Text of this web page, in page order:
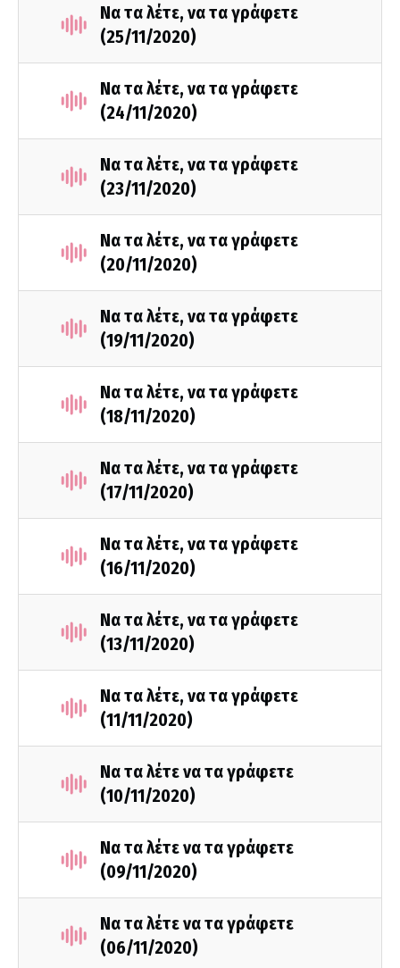
Να τα λέτε, να τα γράφετε
(25/11/2020)
Να τα λέτε, να τα γράφετε
(24/11/2020)
Να τα λέτε, να τα γράφετε
(23/11/2020)
Να τα λέτε, να τα γράφετε
(20/11/2020)
Να τα λέτε, να τα γράφετε
(19/11/2020)
Να τα λέτε, να τα γράφετε
(18/11/2020)
Να τα λέτε, να τα γράφετε
(17/11/2020)
Να τα λέτε, να τα γράφετε
(16/11/2020)
Να τα λέτε, να τα γράφετε
(13/11/2020)
Να τα λέτε, να τα γράφετε
(11/11/2020)
Να τα λέτε να τα γράφετε
(10/11/2020)
Να τα λέτε να τα γράφετε
(09/11/2020)
Να τα λέτε να τα γράφετε
(06/11/2020)